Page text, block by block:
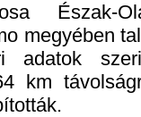
Észak-
megyében
adatok
km